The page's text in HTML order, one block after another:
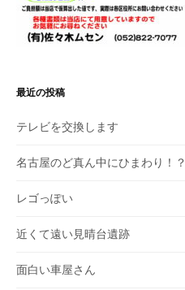
最近の投稿
テレビを交換します
名古屋のど真ん中にひまわり！？
レゴっぽい
近くて遠い見晴台遺跡
面白い車屋さん